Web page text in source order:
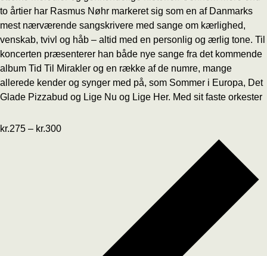
to årtier har Rasmus Nøhr markeret sig som en af Danmarks
mest nærværende sangskrivere med sange om kærlighed,
venskab, tvivl og håb – altid med en personlig og ærlig tone. Til
koncerten præsenterer han både nye sange fra det kommende
album Tid Til Mirakler og en række af de numre, mange
allerede kender og synger med på, som Sommer i Europa, Det
Glade Pizzabud og Lige Nu og Lige Her. Med sit faste orkester
kr.275 – kr.300